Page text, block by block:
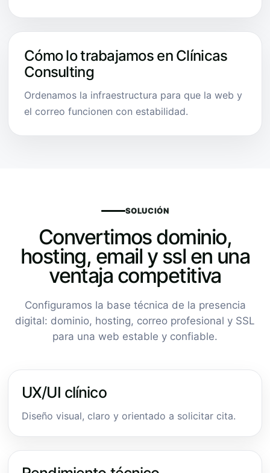
Cómo lo trabajamos en Clínicas
Consulting
Ordenamos la infraestructura para que la web y
el correo funcionen con estabilidad.
SOLUCIÓN
Convertimos dominio,
hosting, email y ssl en una
ventaja competitiva
Configuramos la base técnica de la presencia
digital: dominio, hosting, correo profesional y SSL
para una web estable y confiable.
UX/UI clínico
Diseño visual, claro y orientado a solicitar cita.